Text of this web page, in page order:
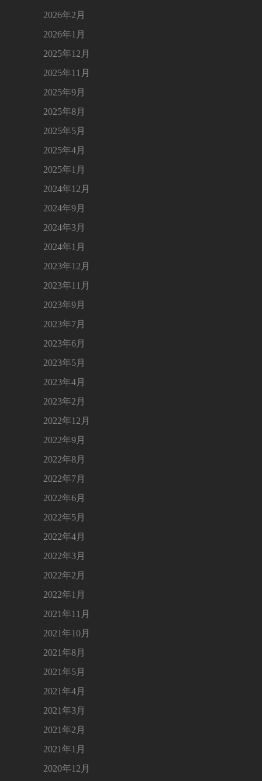
2026年2月
2026年1月
2025年12月
2025年11月
2025年9月
2025年8月
2025年5月
2025年4月
2025年1月
2024年12月
2024年9月
2024年3月
2024年1月
2023年12月
2023年11月
2023年9月
2023年7月
2023年6月
2023年5月
2023年4月
2023年2月
2022年12月
2022年9月
2022年8月
2022年7月
2022年6月
2022年5月
2022年4月
2022年3月
2022年2月
2022年1月
2021年11月
2021年10月
2021年8月
2021年5月
2021年4月
2021年3月
2021年2月
2021年1月
2020年12月